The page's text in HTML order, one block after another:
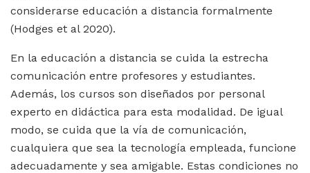
considerarse educación a distancia formalmente
(Hodges et al 2020).
En la educación a distancia se cuida la estrecha
comunicación entre profesores y estudiantes.
Además, los cursos son diseñados por personal
experto en didáctica para esta modalidad. De igual
modo, se cuida que la vía de comunicación,
cualquiera que sea la tecnología empleada, funcione
adecuadamente y sea amigable. Estas condiciones no